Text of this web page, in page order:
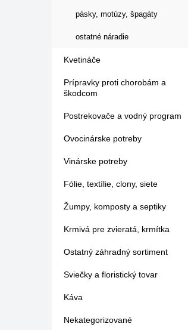
pásky, motúzy, špagáty
ostatné náradie
Kvetináče
Prípravky proti chorobám a
škodcom
Postrekovače a vodný program
Ovocinárske potreby
Vinárske potreby
Fólie, textílie, clony, siete
Žumpy, komposty a septiky
Krmivá pre zvieratá, krmítka
Ostatný záhradný sortiment
Sviečky a floristický tovar
Káva
Nekategorizované